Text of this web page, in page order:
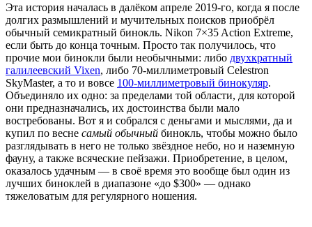
Эта история началась в далёком апреле 2019-го, когда я после
долгих размышлений и мучительных поисков приобрёл
обычный семикратный бинокль. Nikon 7×35 Action Extreme,
если быть до конца точным. Просто так получилось, что
прочие мои бинокли были необычными: либо двухкратный
галилеевский Vixen, либо 70-миллиметровый Celestron
SkyMaster, а то и вовсе 100-миллиметровый бинокуляр.
Объединяло их одно: за пределами той области, для которой
они предназначались, их достоинства были мало
востребованы. Вот я и собрался с деньгами и мыслями, да и
купил по весне самый обычный бинокль, чтобы можно было
разглядывать в него не только звёздное небо, но и наземную
фауну, а также всяческие пейзажи. Приобретение, в целом,
оказалось удачным — в своё время это вообще был один из
лучших биноклей в диапазоне «до $300» — однако
тяжеловатым для регулярного ношения.